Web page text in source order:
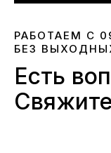
РАБОТАЕМ С
БЕЗ
Есть